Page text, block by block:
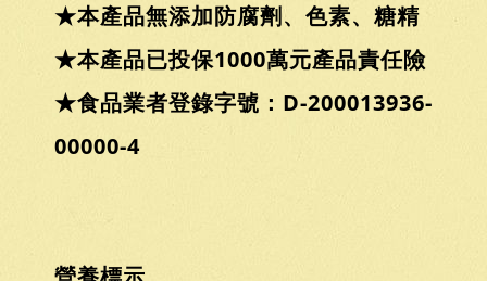
★本產品無添加防腐劑、色素、糖精
★本產品已投保1000萬元產品責任險
★食品業者登錄字號：D-200013936-
00000-4